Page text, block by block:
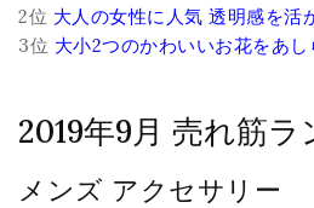
2位 大人の女性に人気 透明感を活
3位 大小2つのかわいいお花をあ
2019年9月 売れ筋
メンズ アクセサリー